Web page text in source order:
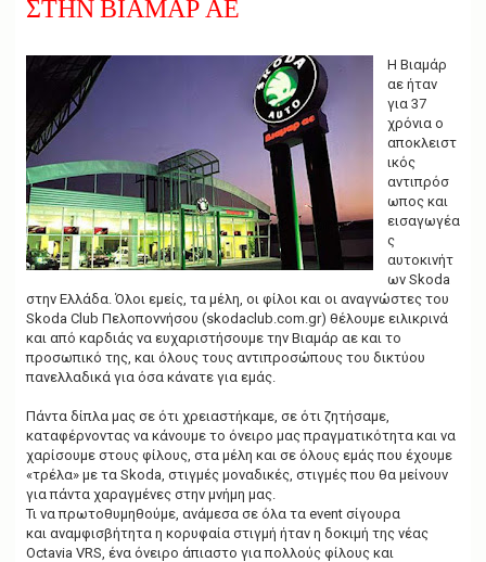
ΣΤΗΝ ΒΙΑΜΑΡ ΑΕ
Η Βιαμάρ
αε ήταν
για 37
χρόνια ο
αποκλειστ
ικός
αντιπρόσ
ωπος και
εισαγωγέα
ς
αυτοκινήτ
ων Skoda
στην Ελλάδα. Όλοι εμείς, τα μέλη, οι φίλοι και οι αναγνώστες του
Skoda Club Πελοποννήσου (skodaclub.com.gr) θέλουμε ειλικρινά
και από καρδιάς να ευχαριστήσουμε την Βιαμάρ αε και το
προσωπικό της, και όλους τους αντιπροσώπους του δικτύου
πανελλαδικά για όσα κάνατε για εμάς.
Πάντα δίπλα μας σε ότι χρειαστήκαμε, σε ότι ζητήσαμε,
καταφέρνοντας να κάνουμε το όνειρο μας πραγματικότητα και να
χαρίσουμε στους φίλους, στα μέλη και σε όλους εμάς που έχουμε
«τρέλα» με τα Skoda, στιγμές μοναδικές, στιγμές που θα μείνουν
για πάντα χαραγμένες στην μνήμη μας.
Τι να πρωτοθυμηθούμε, ανάμεσα σε όλα τα event σίγουρα
και αναμφισβήτητα η κορυφαία στιγμή ήταν η δοκιμή της νέας
Octavia VRS, ένα όνειρο άπιαστο για πολλούς φίλους και